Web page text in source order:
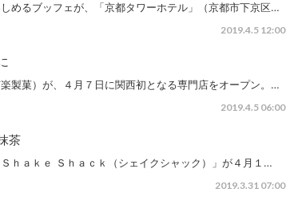
めるブッフェが、「京都タワーホテル」（京都市下京区…
2019.4.5 12:00
製菓）が、４月７日に関西初となる専門店をオープン。…
2019.4.5 06:00
茶
ｈａｋｅ Ｓｈａｃｋ（シェイクシャック）」が４月１…
2019.3.31 07:00